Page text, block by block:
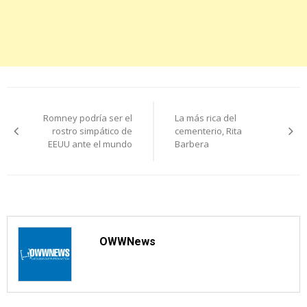
de
Romney podría ser el
rostro simpático de
EEUU ante el mundo
La más rica del
cementerio, Rita
Barbera
OWWNews